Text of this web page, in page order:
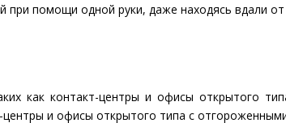
помощи одной руки, даже находясь вдали от
как контакт-центры и офисы открытого
и офисы открытого типа с